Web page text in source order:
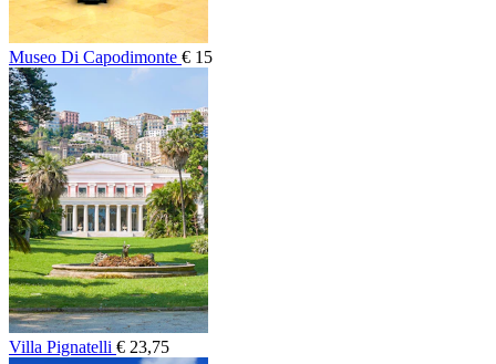
Museo Di Capodimonte € 15
Villa Pignatelli € 23,75